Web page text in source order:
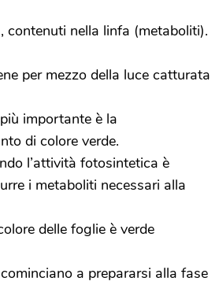
contenuti nella linfa (metaboliti).
per mezzo della luce catturata
importante è la
di colore verde.
l’attività fotosintetica è
i metaboliti necessari alla
delle foglie è verde
a prepararsi alla fase